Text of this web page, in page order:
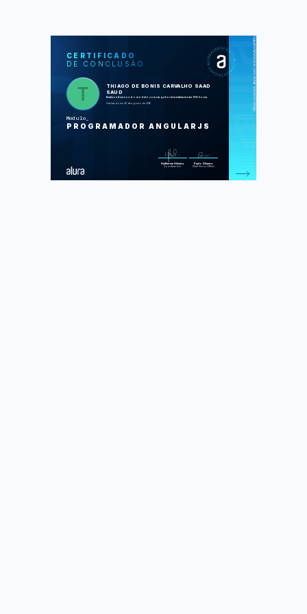
CERTIFICADO
DE CONCLUSÃO
THIAGO DE BONIS CARVALHO SAAD
SAUD
finalizou 4 cursos do módulo com carga horária estimada em 108 horas.
Finalizado em 28 de agosto de 2016
Modulo
PROGRAMADOR ANGULARJS
Guilherme Silveira
Coordenador
Paulo Silveira
Chief Vision Officer
CUR
SOS
HTML5 e CSS3 I: Suas primeiras
páginas da Web
JavaScript: programando na
Foram feitas 296 de 332 atividades.